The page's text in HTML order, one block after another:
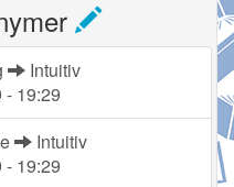
Intuitiv
- 19:29
Intuitiv
- 19:29